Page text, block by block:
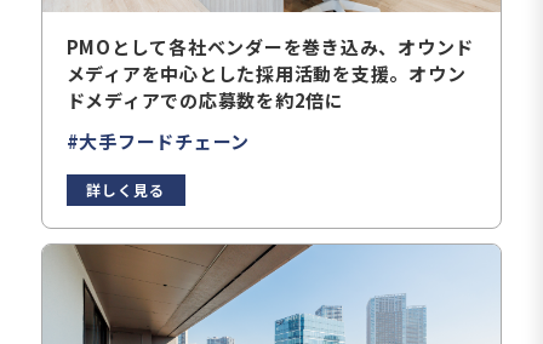
PMOとして各社ベンダーを巻き込み、オウンド
メディアを中心とした採用活動を支援。オウン
ドメディアでの応募数を約2倍に
#大手フードチェーン
詳しく見る